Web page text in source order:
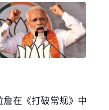
詹在《打破常规》中